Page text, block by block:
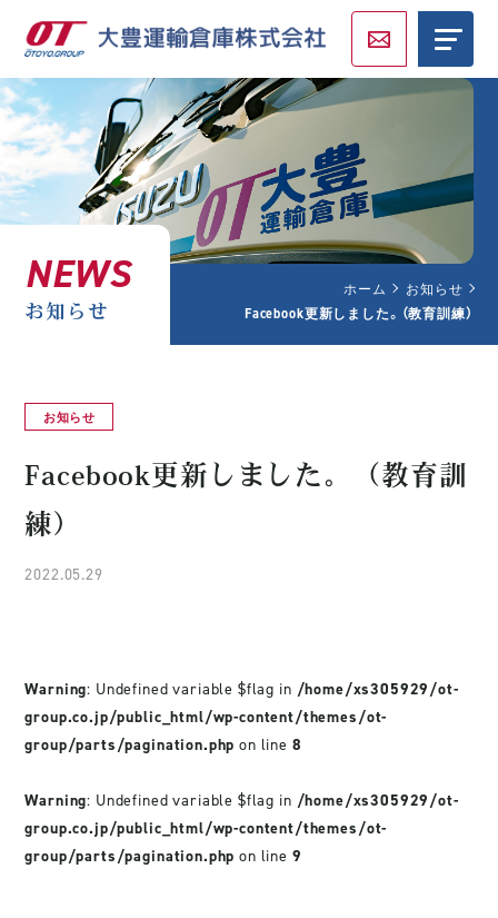
NEWS
お知らせ
ホーム
お知らせ
Facebook更新しました。（教育訓練）
お知らせ
Facebook更新しました。（教育訓
練）
2022.05.29
Warning: Undefined variable $flag in /home/xs305929/ot-
group.co.jp/public_html/wp-content/themes/ot-
group/parts/pagination.php on line 8
Warning: Undefined variable $flag in /home/xs305929/ot-
group.co.jp/public_html/wp-content/themes/ot-
group/parts/pagination.php on line 9